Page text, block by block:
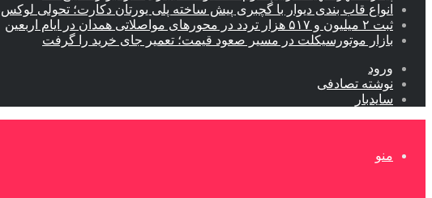
انواع قاب بندی دیوار با گچبری پیش ساخته پلی یورتان دکارت؛ تحولی
ثبت ۲ میلیون و ۵۱۷ هزار تردد در محورهای مواصلاتی همدان در ایام اربعین
بازار موتورسیکلت در مسیر صعود قیمت؛ تعمیر جای خرید را گرفت
ورود
نوشته تصادفی
سایدبار
منو